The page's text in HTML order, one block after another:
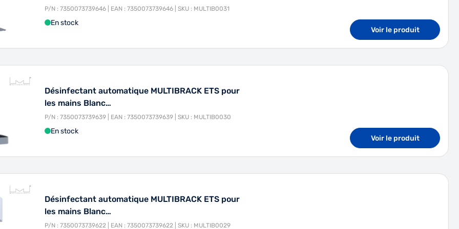
P/N : 7350073739646 | EAN : 7350073739646 | SKU : MULTIB0031
En stock
Voir le produit
Désinfectant automatique MULTIBRACK ETS pour
les mains Blanc…
P/N : 7350073739639 | EAN : 7350073739639 | SKU : MULTIB0030
En stock
Voir le produit
Désinfectant automatique MULTIBRACK ETS pour
les mains Blanc…
P/N : 7350073739622 | EAN : 7350073739622 | SKU : MULTIB0029